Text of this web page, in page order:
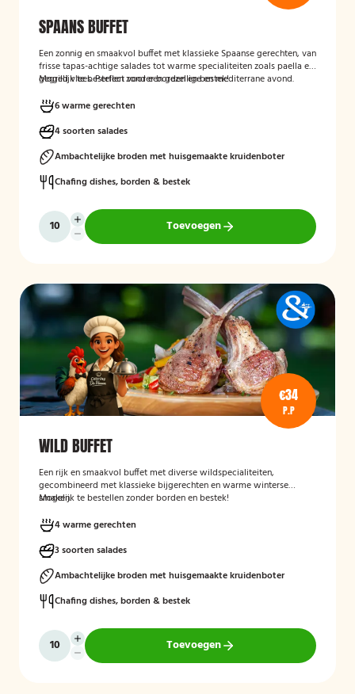
SPAANS BUFFET
Een zonnig en smaakvol buffet met klassieke Spaanse gerechten, van
frisse tapas-achtige salades tot warme specialiteiten zoals paella en
gegrild vlees. Perfect voor een gezellige en mediterrane avond.
Mogelijk te bestellen zonder borden en bestek!
6 warme gerechten
4 soorten salades
Ambachtelijke broden met huisgemaakte kruidenboter
Chafing dishes, borden & bestek
Toevoegen
€34
P.P
WILD BUFFET
Een rijk en smaakvol buffet met diverse wildspecialiteiten,
gecombineerd met klassieke bijgerechten en warme winterse
smaken.
Mogelijk te bestellen zonder borden en bestek!
4 warme gerechten
3 soorten salades
Ambachtelijke broden met huisgemaakte kruidenboter
Chafing dishes, borden & bestek
Toevoegen